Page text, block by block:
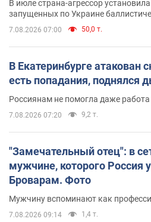
В июле страна-агрессор
запущенных по Украине
7.08.2026 07:00 50,0 т.
В Екатеринбурге атакован
есть попадания, поднялся
Россиянам не помогла даже
7.08.2026 07:20 9,2 т.
"Замечательный отец": в
мужчине, которого Россия
Броварам. Фото
Мужчину вспоминают как
7.08.2026 09:14 1,4 т.